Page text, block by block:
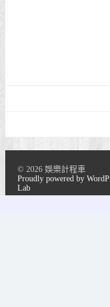
© 2026 娛樂計程車
Proudly powered by
Lab